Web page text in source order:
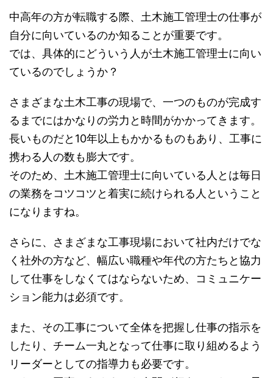
中高年の方が転職する際、土木施工管理士の仕事が
自分に向いているのか知ることが重要です。
では、具体的にどういう人が土木施工管理士に向い
ているのでしょうか？
さまざまな土木工事の現場で、一つのものが完成す
るまでにはかなりの労力と時間がかかってきます。
長いものだと10年以上もかかるものもあり、工事に
携わる人の数も膨大です。
そのため、土木施工管理士に向いている人とは毎日
の業務をコツコツと着実に続けられる人ということ
になりますね。
さらに、さまざまな工事現場において社内だけでな
く社外の方など、幅広い職種や年代の方たちと協力
して仕事をしなくてはならないため、コミュニケー
ション能力は必須です。
また、その工事について全体を把握し仕事の指示を
したり、チーム一丸となって仕事に取り組めるよう
リーダーとしての指導力も必要です。